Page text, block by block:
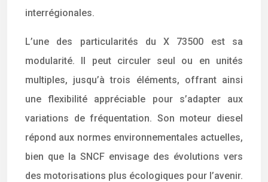
interrégionales.
L’une des particularités du X 73500 est sa
modularité. Il peut circuler seul ou en unités
multiples, jusqu’à trois éléments, offrant ainsi
une flexibilité appréciable pour s’adapter aux
variations de fréquentation. Son moteur diesel
répond aux normes environnementales actuelles,
bien que la SNCF envisage des évolutions vers
des motorisations plus écologiques pour l’avenir.